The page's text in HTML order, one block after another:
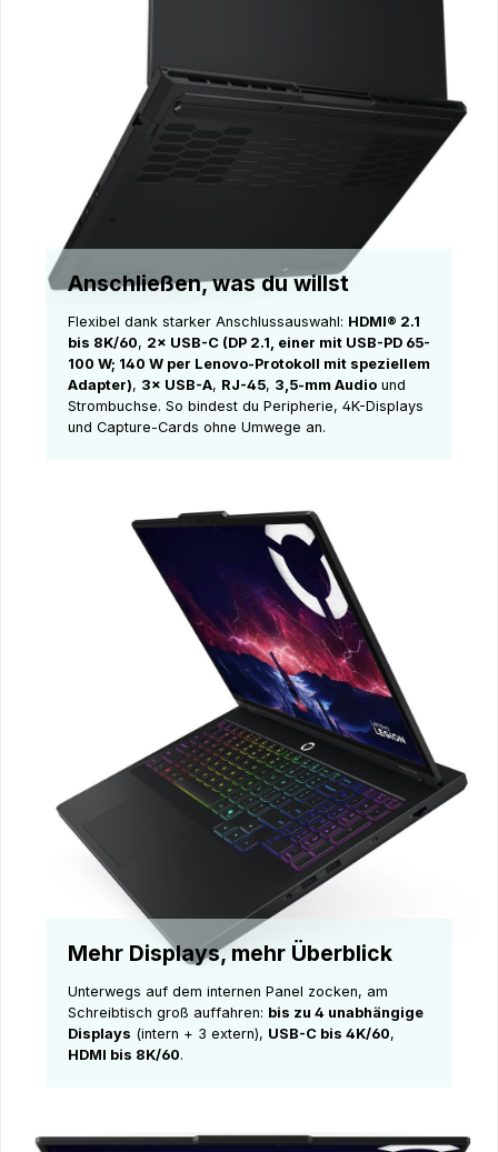
Anschließen, was du willst
Flexibel dank starker Anschlussauswahl: HDMI® 2.1
bis 8K/60, 2× USB-C (DP 2.1, einer mit USB-PD 65-
100 W; 140 W per Lenovo-Protokoll mit speziellem
Adapter), 3× USB-A, RJ-45, 3,5-mm Audio und
Strombuchse. So bindest du Peripherie, 4K-Displays
und Capture-Cards ohne Umwege an.
Mehr Displays, mehr Überblick
Unterwegs auf dem internen Panel zocken, am
Schreibtisch groß auffahren: bis zu 4 unabhängige
Displays (intern + 3 extern), USB-C bis 4K/60,
HDMI bis 8K/60.